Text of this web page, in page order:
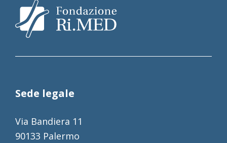
Sede legale
Via Bandiera 11
90133 Palermo